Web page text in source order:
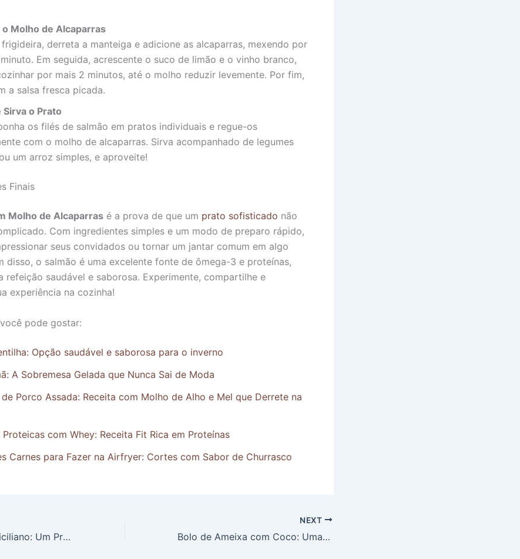
o Molho de Alcaparras
frigideira, derreta a manteiga e adicione as alcaparras, mexendo por
Em seguida, acrescente o suco de limão e o vinho branco,
por mais 2 minutos, até o molho reduzir levemente. Por fim,
a salsa fresca picada.
o Prato
os filés de salmão em pratos individuais e regue-os
com o molho de alcaparras. Sirva acompanhado de legumes
um arroz simples, e aproveite!
Finais
Molho de Alcaparras é a prova de que um prato sofisticado não
Com ingredientes simples e um modo de preparo rápido,
seus convidados ou tornar um jantar comum em algo
disso, o salmão é uma excelente fonte de ômega-3 e proteínas,
refeição saudável e saborosa. Experimente, compartilhe e
experiência na cozinha!
pode gostar:
Opção saudável e saborosa para o inverno
A Sobremesa Gelada que Nunca Sai de Moda
Porco Assada: Receita com Molho de Alho e Mel que Derrete na
Proteicas com Whey: Receita Fit Rica em Proteínas
Carnes para Fazer na Airfryer: Cortes com Sabor de Churrasco
Risoto de Limão Siciliano: Um Prato Delicioso e Fácil de Fazer
NEXT
Bolo de Ameixa com Coco: Uma Delicia Irresistível